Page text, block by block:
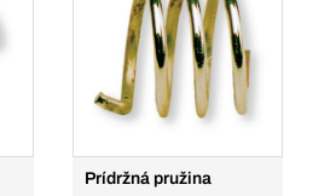
Prídržná pružina